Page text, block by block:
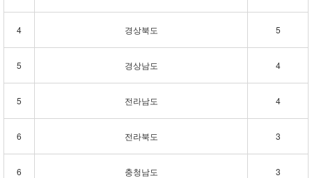
4 경상북도 5
5 경상남도 4
5 전라남도 4
6 전라북도 3
6 충청남도 3